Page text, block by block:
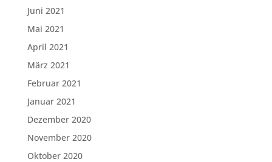
Juni 2021
Mai 2021
April 2021
März 2021
Februar 2021
Januar 2021
Dezember 2020
November 2020
Oktober 2020